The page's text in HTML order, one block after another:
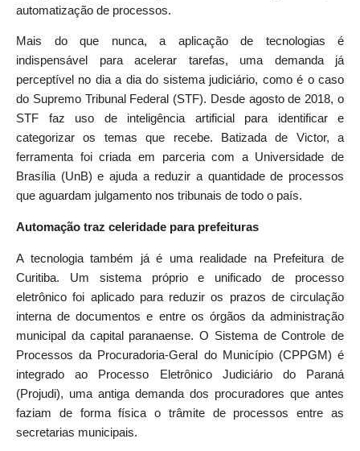
automatização de processos.
Mais do que nunca, a aplicação de tecnologias é
indispensável para acelerar tarefas, uma demanda já
perceptível no dia a dia do sistema judiciário, como é o caso
do Supremo Tribunal Federal (STF). Desde agosto de 2018, o
STF faz uso de inteligência artificial para identificar e
categorizar os temas que recebe. Batizada de Victor, a
ferramenta foi criada em parceria com a Universidade de
Brasília (UnB) e ajuda a reduzir a quantidade de processos
que aguardam julgamento nos tribunais de todo o país.
Automação traz celeridade para prefeituras
A tecnologia também já é uma realidade na Prefeitura de
Curitiba. Um sistema próprio e unificado de processo
eletrônico foi aplicado para reduzir os prazos de circulação
interna de documentos e entre os órgãos da administração
municipal da capital paranaense. O Sistema de Controle de
Processos da Procuradoria-Geral do Município (CPPGM) é
integrado ao Processo Eletrônico Judiciário do Paraná
(Projudi), uma antiga demanda dos procuradores que antes
faziam de forma física o trâmite de processos entre as
secretarias municipais.